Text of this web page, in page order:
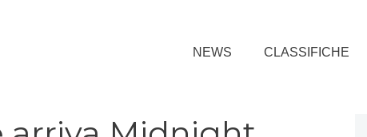
NEWS CLASSIFICHE